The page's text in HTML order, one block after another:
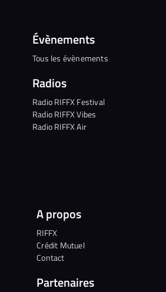
Évènements
Tous les évènements
Radios
Radio RIFFX Festival
Radio RIFFX Vibes
Radio RIFFX Air
A propos
RIFFX
Crédit Mutuel
Contact
Partenaires